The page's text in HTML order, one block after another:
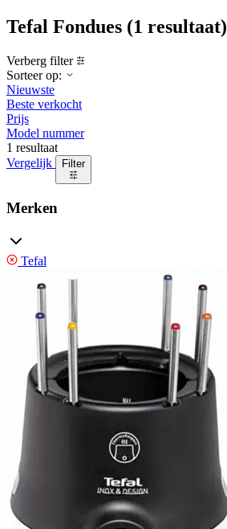
Tefal Fondues (1 resultaat)
Verberg filter
Sorteer op:
Nieuwste
Beste verkocht
Prijs
Model nummer
1 resultaat
Vergelijk
Filter
Merken
Tefal